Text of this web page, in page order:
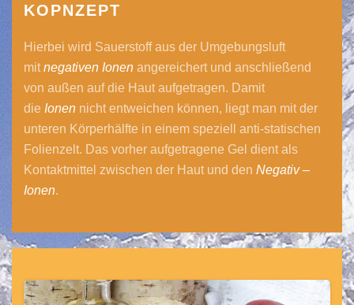
KOPNZEPT
Hierbei wird Sauerstoff aus der Umgebungsluft
mitnegativen Ionen angereichert und anschließend
von außen auf die Haut aufgetragen. Damit
die Ionen nicht entweichen können, liegt man mit der
unteren Körperhälfte in einem speziell anti-statischen
Folienzelt. Das vorher aufgetragene Gel dient als
Kontaktmittel zwischen der Haut und den Negativ –
Ionen.